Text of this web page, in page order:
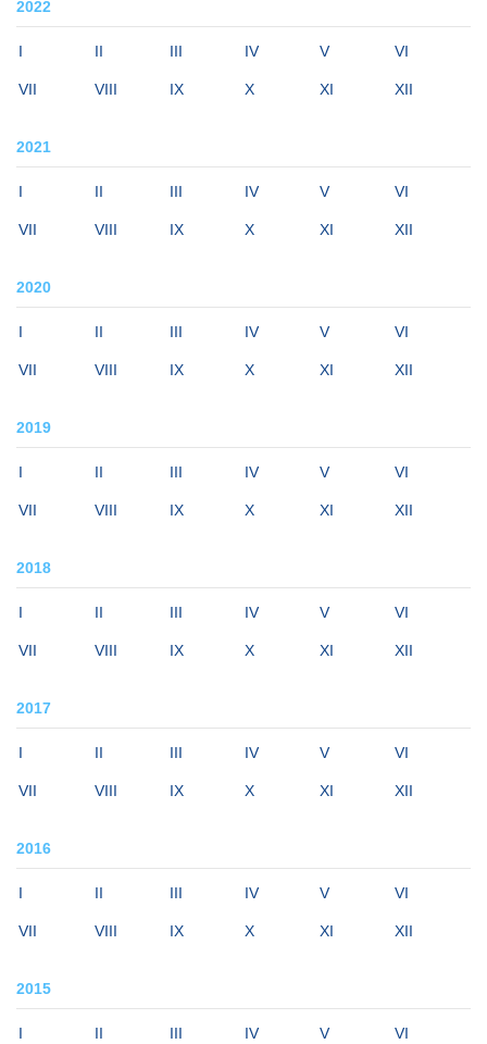
2022
I II III IV V VI
VII VIII IX X XI XII
2021
I II III IV V VI
VII VIII IX X XI XII
2020
I II III IV V VI
VII VIII IX X XI XII
2019
I II III IV V VI
VII VIII IX X XI XII
2018
I II III IV V VI
VII VIII IX X XI XII
2017
I II III IV V VI
VII VIII IX X XI XII
2016
I II III IV V VI
VII VIII IX X XI XII
2015
I II III IV V VI